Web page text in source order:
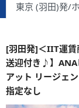
東京 (羽田)発/
[羽田発]＜IIT運賃
送迎付き♪】ANA
アット リージェ
指定なし